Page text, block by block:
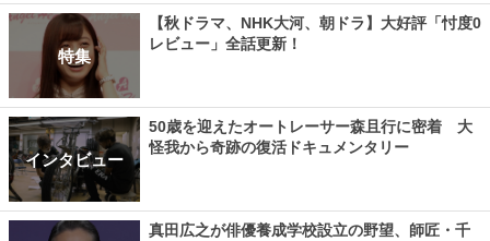
特集
【秋ドラマ、NHK大河、朝ドラ】大好評「忖度0
レビュー」全話更新！
インタビュー
50歳を迎えたオートレーサー森且行に密着 大
怪我から奇跡の復活ドキュメンタリー
真田広之が俳優養成学校設立の野望、師匠・千